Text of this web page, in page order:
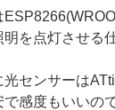
明を点灯させる
光センサーは
で感度もいいの